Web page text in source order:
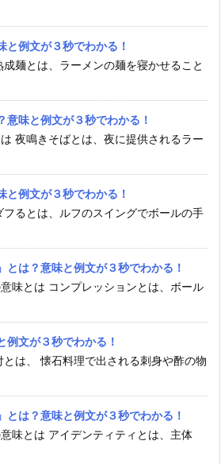
と例文が３秒でわかる！
成麺とは、ラーメンの麺を寝かせること
意味と例文が３秒でわかる！
夜鳴きそばとは、夜に提供されるラー
と例文が３秒でわかる！
フるとは、ルフのスイングでボールの手
とは？意味と例文が３秒でわかる！
意味とは コンプレッションとは、ボール
例文が３秒でわかる！
とは、 懐石料理で出される刺身や酢の物
とは？意味と例文が３秒でわかる！
味とは アイデンティティとは、主体